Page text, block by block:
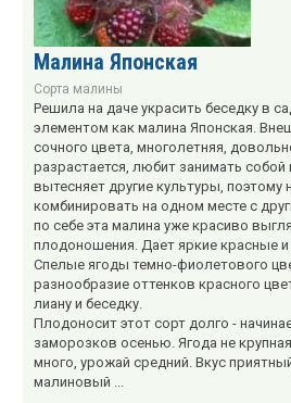
Малина Японская
Сорта малины
Решила на даче украсить беседку в
элементом как малина Японская.
сочного цвета, многолетняя,
разрастается, любит занимать собой
вытесняет другие культуры, поэтому
комбинировать на одном месте с
по себе эта малина уже красиво
плодоношения. Дает яркие красные и
Спелые ягоды темно-фиолетового
разнообразие оттенков красного
лиану и беседку.
Плодоносит этот сорт долго -
заморозков осенью. Ягода не
много, урожай средний. Вкус
малиновый ...